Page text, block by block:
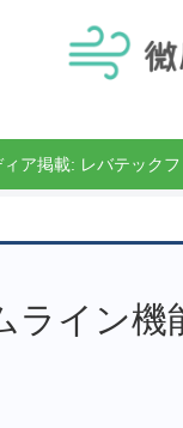
ィア掲載: レバテック
ライン機